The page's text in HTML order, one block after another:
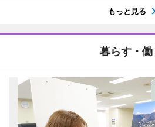
もっと見る
暮らす・働